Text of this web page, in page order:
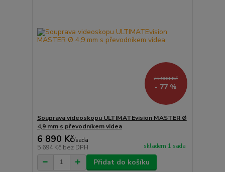
29 903 Kč
- 77 %
Souprava videoskopu ULTIMATEvision MASTER Ø
4,9 mm s převodníkem videa
6 890 Kč/sada
5 694 Kč bez DPH skladem 1 sada
Přidat do košíku